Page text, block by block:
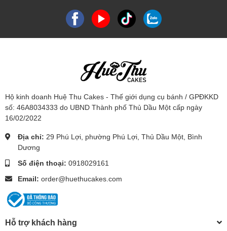
Hộ kinh doanh Huệ Thu Cakes - Thế giới dụng cụ bánh / GPĐKKD
số: 46A8034333 do UBND Thành phố Thủ Dầu Một cấp ngày
16/02/2022
Địa chỉ: 29 Phú Lợi, phường Phú Lợi, Thủ Dầu Một, Bình
Dương
Số điện thoại: 0918029161
Email: order@huethucakes.com
Hỗ trợ khách hàng